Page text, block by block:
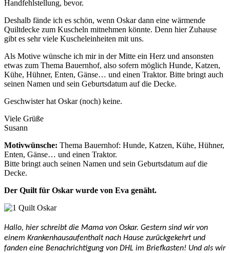
Handfehlstellung, bevor.
Deshalb fände ich es schön, wenn Oskar dann eine wärmende
Quiltdecke zum Kuscheln mitnehmen könnte. Denn hier Zuhause
gibt es sehr viele Kuscheleinheiten mit uns.
Als Motive wünsche ich mir in der Mitte ein Herz und ansonsten
etwas zum Thema Bauernhof, also sofern möglich Hunde, Katzen,
Kühe, Hühner, Enten, Gänse… und einen Traktor. Bitte bringt auch
seinen Namen und sein Geburtsdatum auf die Decke.
Geschwister hat Oskar (noch) keine.
Viele Grüße
Susann
Motivwünsche: Thema Bauernhof: Hunde, Katzen, Kühe, Hühner,
Enten, Gänse… und einen Traktor.
Bitte bringt auch seinen Namen und sein Geburtsdatum auf die
Decke.
Der Quilt für Oskar wurde von Eva genäht.
Hallo, hier schreibt die Mama von Oskar. Gestern sind wir von
einem Krankenhausaufenthalt nach Hause zurückgekehrt und
fanden eine Benachrichtigung von DHL im Briefkasten! Und als wir